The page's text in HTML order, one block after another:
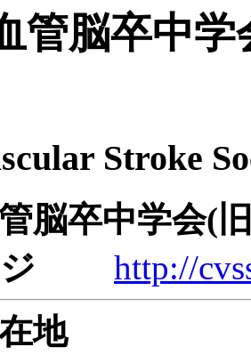
管脳卒中
Stroke
脳卒中学会(
http://
地